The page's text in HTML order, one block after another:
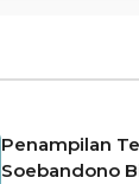
Penampilan
Soebandono